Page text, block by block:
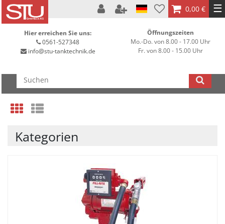
0,00 € ☰
Hier erreichen Sie uns:
0561-527348
info@stu-tanktechnik.de
Öffnungszeiten
Mo.-Do. von 8.00 - 17.00 Uhr
Fr. von 8.00 - 15.00 Uhr
Kategorien